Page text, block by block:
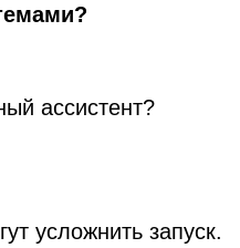
ассистент?
усложнить запуск.